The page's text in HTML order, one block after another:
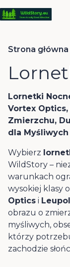
Strona główna
Lornetki
Vortex
Zmierzchu,
dla
Wybierz
WildStory –
warunkach
wysokiej klasy
Optics i
obrazu o
myśliwych,
którzy
zachodzie